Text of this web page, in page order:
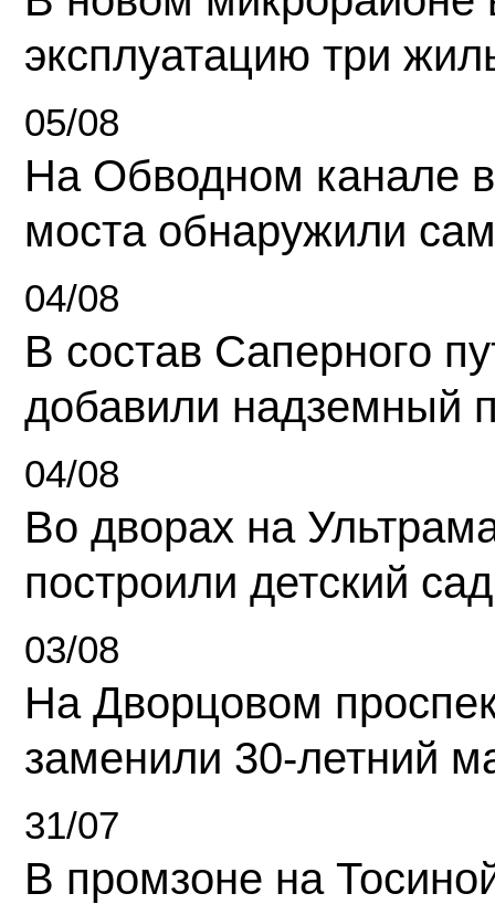
эксплуатацию три
05/08
На Обводном канале
моста обнаружили
04/08
В состав Саперного
добавили надземный
04/08
Во дворах на
построили детский сад
03/08
На Дворцовом
заменили 30-летний
31/07
В промзоне на